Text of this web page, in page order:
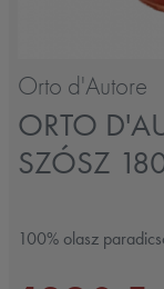
Orto d'Autore
ORTO
SZÓSZ
100% olasz